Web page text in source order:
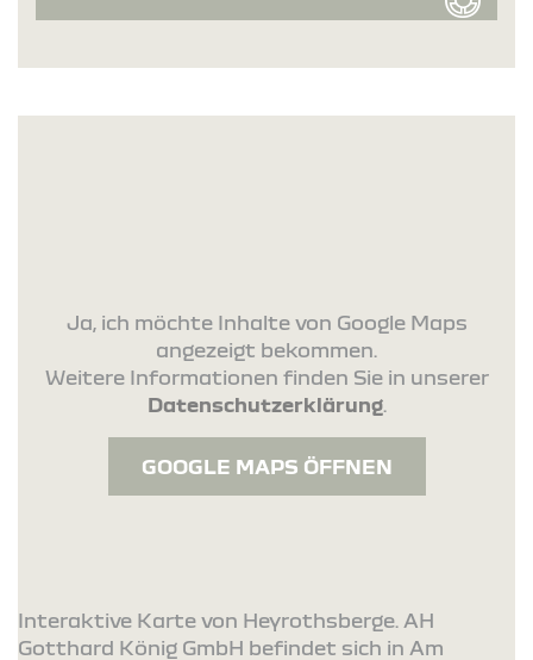
Ja, ich möchte Inhalte von Google Maps
angezeigt bekommen.
Weitere Informationen finden Sie in unserer
Datenschutzerklärung.
GOOGLE MAPS ÖFFNEN
Interaktive Karte von Heyrothsberge. AH
Gotthard König GmbH befindet sich in Am